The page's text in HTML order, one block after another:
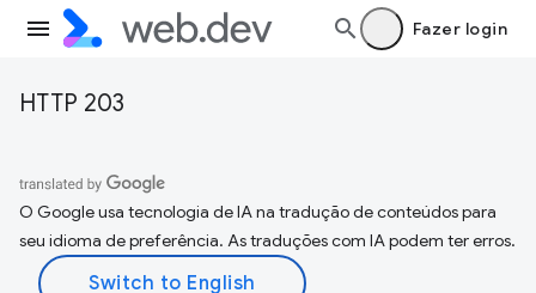
Fazer login
HTTP 203
O Google usa tecnologia de IA na tradução de conteúdos para
seu idioma de preferência. As traduções com IA podem ter erros.